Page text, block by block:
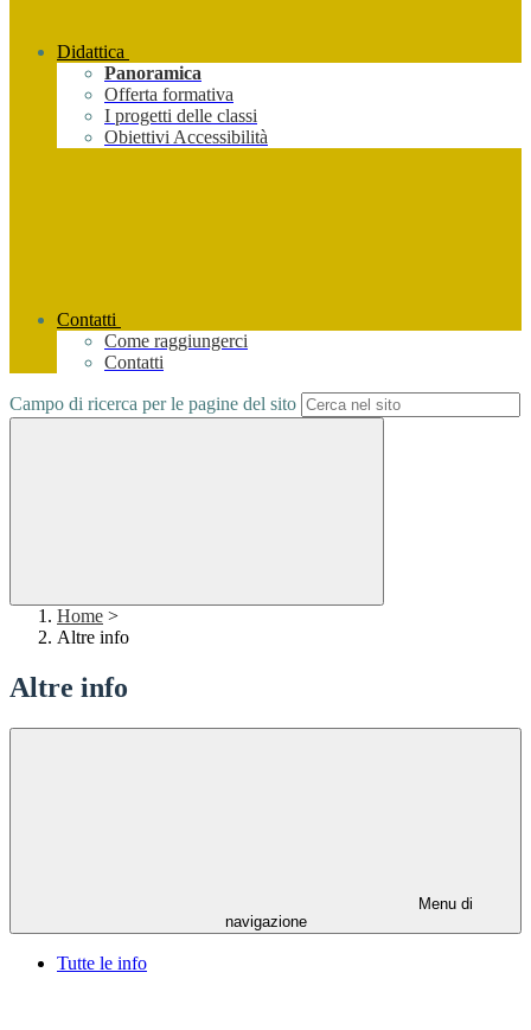
Didattica
Panoramica
Offerta formativa
I progetti delle classi
Obiettivi Accessibilità
Contatti
Come raggiungerci
Contatti
Campo di ricerca per le pagine del sito
Home >
Altre info
Altre info
Menu di
navigazione
Tutte le info